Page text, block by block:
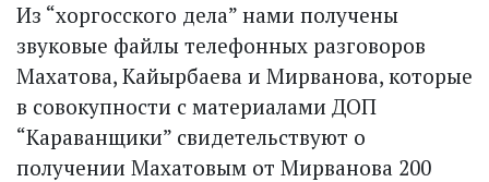
Из “хоргосского дела” нами получены
звуковые файлы телефонных разговоров
Махатова, Кайырбаева и Мирванова, которые
в совокупности с материалами ДОП
“Караванщики” свидетельствуют о
получении Махатовым от Мирванова 200